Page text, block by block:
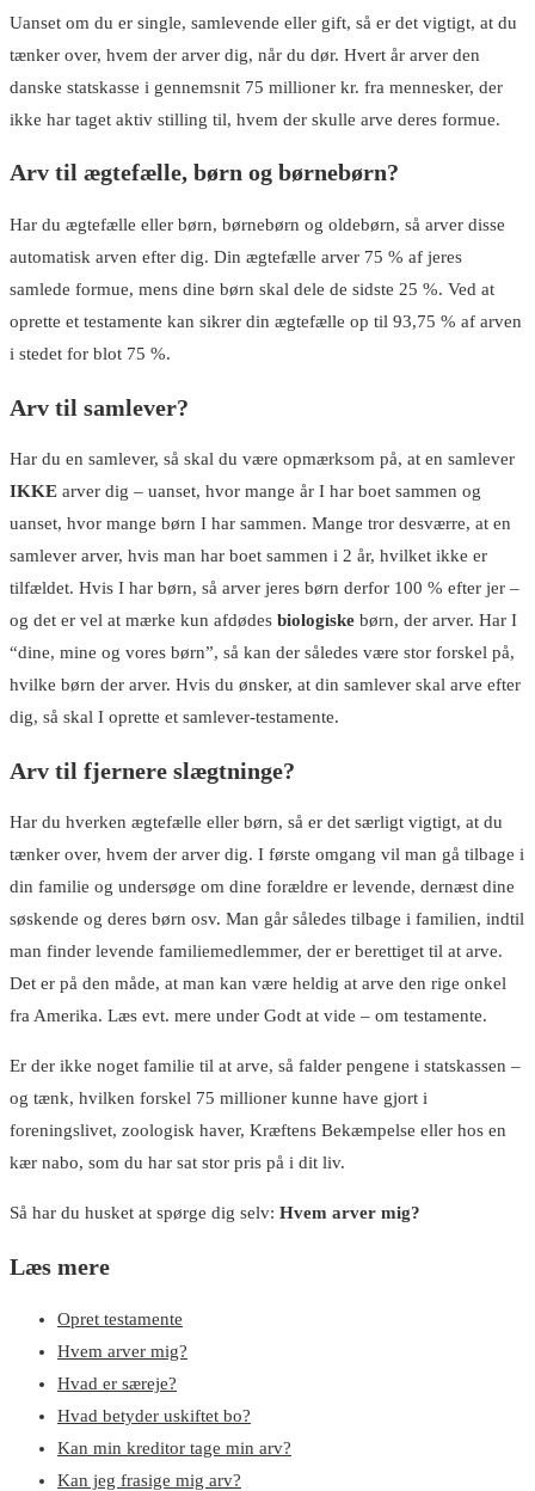
Uanset om du er single, samlevende eller gift, så er det vigtigt, at du
tænker over, hvem der arver dig, når du dør. Hvert år arver den
danske statskasse i gennemsnit 75 millioner kr. fra mennesker, der
ikke har taget aktiv stilling til, hvem der skulle arve deres formue.
Arv til ægtefælle, børn og børnebørn?
Har du ægtefælle eller børn, børnebørn og oldebørn, så arver disse
automatisk arven efter dig. Din ægtefælle arver 75 % af jeres
samlede formue, mens dine børn skal dele de sidste 25 %. Ved at
oprette et testamente kan sikrer din ægtefælle op til 93,75 % af arven
i stedet for blot 75 %.
Arv til samlever?
Har du en samlever, så skal du være opmærksom på, at en samlever
IKKE arver dig – uanset, hvor mange år I har boet sammen og
uanset, hvor mange børn I har sammen. Mange tror desværre, at en
samlever arver, hvis man har boet sammen i 2 år, hvilket ikke er
tilfældet. Hvis I har børn, så arver jeres børn derfor 100 % efter jer –
og det er vel at mærke kun afdødes biologiske børn, der arver. Har I
“dine, mine og vores børn”, så kan der således være stor forskel på,
hvilke børn der arver. Hvis du ønsker, at din samlever skal arve efter
dig, så skal I oprette et samlever-testamente.
Arv til fjernere slægtninge?
Har du hverken ægtefælle eller børn, så er det særligt vigtigt, at du
tænker over, hvem der arver dig. I første omgang vil man gå tilbage i
din familie og undersøge om dine forældre er levende, dernæst dine
søskende og deres børn osv. Man går således tilbage i familien, indtil
man finder levende familiemedlemmer, der er berettiget til at arve.
Det er på den måde, at man kan være heldig at arve den rige onkel
fra Amerika. Læs evt. mere under Godt at vide – om testamente.
Er der ikke noget familie til at arve, så falder pengene i statskassen –
og tænk, hvilken forskel 75 millioner kunne have gjort i
foreningslivet, zoologisk haver, Kræftens Bekæmpelse eller hos en
kær nabo, som du har sat stor pris på i dit liv.
Så har du husket at spørge dig selv: Hvem arver mig?
Læs mere
Opret testamente
Hvem arver mig?
Hvad er særeje?
Hvad betyder uskiftet bo?
Kan min kreditor tage min arv?
Kan jeg frasige mig arv?